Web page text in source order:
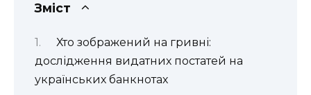
Зміст
Хто зображений на гривні:
дослідження видатних постатей на
українських банкнотах